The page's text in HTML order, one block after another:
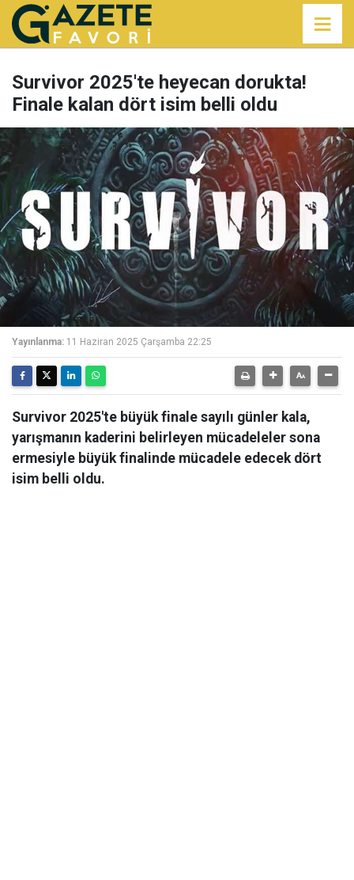
Survivor 2025'te heyecan dorukta!
Finale kalan dört isim belli oldu
Yayınlanma: 11 Haziran 2025 Çarşamba 22:25
Survivor 2025'te büyük finale sayılı günler kala,
yarışmanın kaderini belirleyen mücadeleler sona
ermesiyle büyük finalinde mücadele edecek dört
isim belli oldu.